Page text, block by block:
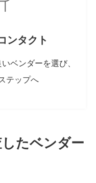
ンタクト
ベンダーを選び、
テップへ
たベンダー